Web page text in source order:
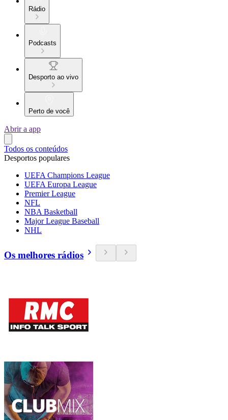
Rádio
Podcasts
Desporto ao vivo
Perto de você
Abrir a app
Todos os conteúdos
Desportos populares
UEFA Champions League
UEFA Europa League
Premier League
NFL
NBA Basketball
Major League Baseball
NHL
Os melhores rádios